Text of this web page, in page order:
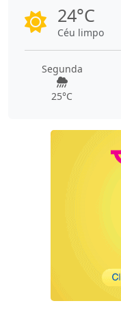
24°C
Céu limpo
Segunda
25°C